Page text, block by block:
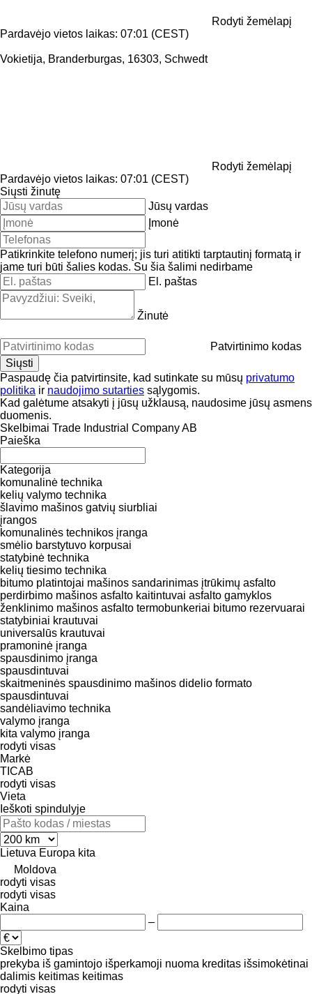
Rodyti žemėlapį
Pardavėjo vietos laikas: 07:01 (CEST)
Vokietija, Branderburgas, 16303, Schwedt
Rodyti žemėlapį
Pardavėjo vietos laikas: 07:01 (CEST)
Siųsti žinutę
Jūsų vardas
Įmonė
Patikrinkite telefono numerį; jis turi atitikti tarptautinį formatą ir
jame turi būti šalies kodas. Su šia šalimi nedirbame
El. paštas
Žinutė
Patvirtinimo kodas
Paspaudę čia patvirtinsite, kad sutinkate su mūsų privatumo
politika ir naudojimo sutarties sąlygomis.
Kad galėtume atsakyti į jūsų užklausą, naudosime jūsų asmens
duomenis.
Skelbimai Trade Industrial Company AB
Paieška
Kategorija
komunalinė technika
kelių valymo technika
šlavimo mašinos gatvių siurbliai
įrangos
komunalinės technikos įranga
smėlio barstytuvo korpusai
statybinė technika
kelių tiesimo technika
bitumo platintojai mašinos sandarinimas įtrūkimų asfalto
perdirbimo mašinos asfalto kaitintuvai asfalto gamyklos
ženklinimo mašinos asfalto termobunkeriai bitumo rezervuarai
statybiniai krautuvai
universalūs krautuvai
pramoninė įranga
spausdinimo įranga
spausdintuvai
skaitmeninės spausdinimo mašinos didelio formato
spausdintuvai
sandėliavimo technika
valymo įranga
kita valymo įranga
rodyti visas
Markė
TICAB
rodyti visas
Vieta
Ieškoti spindulyje
Lietuva Europa kita
Moldova
rodyti visas
rodyti visas
Kaina
–
Skelbimo tipas
prekyba iš gamintojo išperkamoji nuoma kreditas išsimokėtinai
dalimis keitimas keitimas
rodyti visas